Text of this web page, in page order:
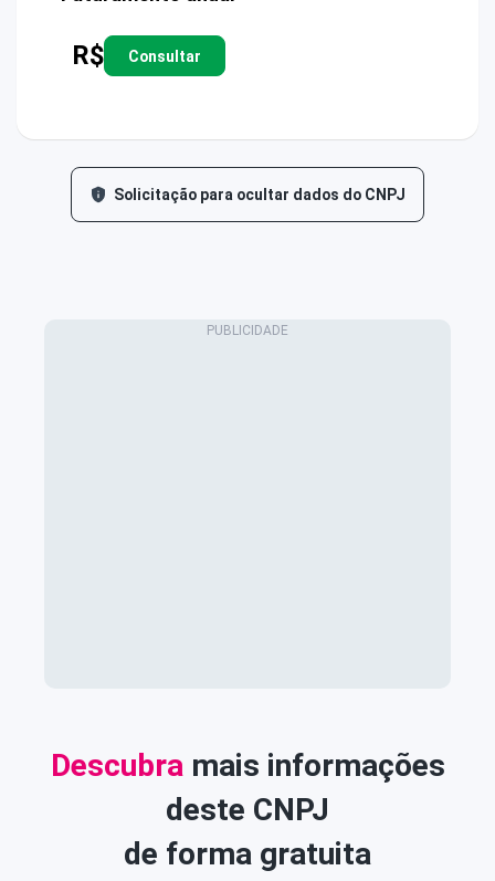
R$ Consultar
Solicitação para ocultar dados do CNPJ
Descubra mais informações
deste CNPJ
de forma gratuita